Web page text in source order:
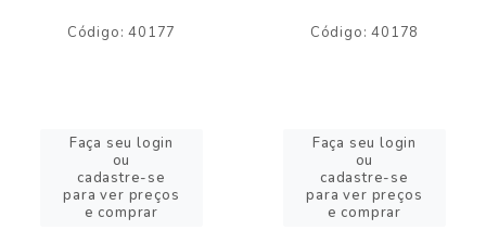
Código: 40177
Faça seu login
ou
cadastre-se
para ver preços
e comprar
Código: 40178
Faça seu login
ou
cadastre-se
para ver preços
e comprar